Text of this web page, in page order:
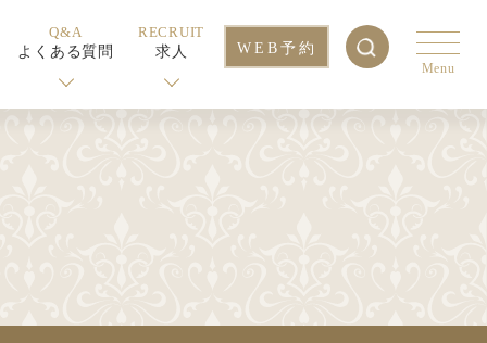
Q&A
よくある質問
RECRUIT
求人
WEB予約
Menu